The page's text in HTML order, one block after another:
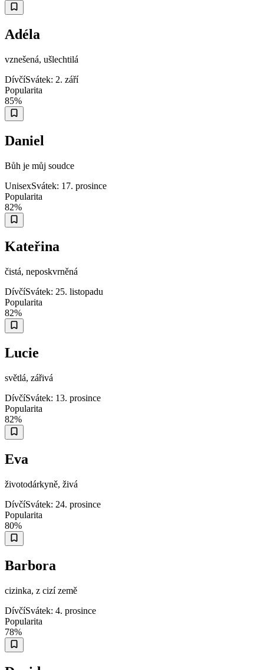
Adéla
vznešená, ušlechtilá
DívčíSvátek: 2. září
Popularita
85%
Daniel
Bůh je můj soudce
UnisexSvátek: 17. prosince
Popularita
82%
Kateřina
čistá, neposkvrněná
DívčíSvátek: 25. listopadu
Popularita
82%
Lucie
světlá, zářivá
DívčíSvátek: 13. prosince
Popularita
82%
Eva
životodárkyně, živá
DívčíSvátek: 24. prosince
Popularita
80%
Barbora
cizinka, z cizí země
DívčíSvátek: 4. prosince
Popularita
78%